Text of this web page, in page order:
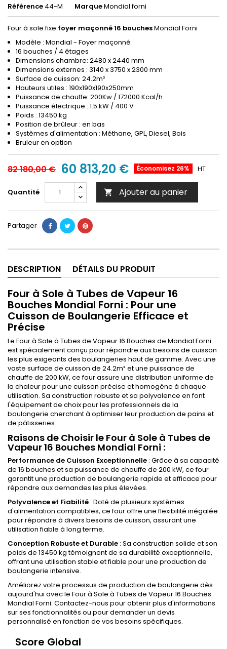
Référence 44-M MarqueMondial forni
Four à sole fixe foyer maçonné 16 bouchesMondial Forni
Modèle : Mondial - Foyer maçonné
16 bouches / 4 étages
Dimensions chambre: 2480 x 2440 mm
Dimensions externes : 3140 x 3750 x 2300 mm
Surface de cuisson: 24.2m²
Hauteurs utiles : 190x190x190x250mm
Puissance de chauffe: 200Kw / 172000 Kcal/h
Puissance électrique : 1.5 kW / 400 V
Poids : 13450 kg
Position de brûleur : en bas
Systèmes d'alimentation : Méthane, GPL, Diesel, Bois
Bruleur en option
82 180,00 € 60 813,20 € Économisez 26% HT
Quantité  Ajouter au panier
Partager
DESCRIPTION DÉTAILS DU PRODUIT
Four à Sole à Tubes de Vapeur 16
Bouches Mondial Forni : Pour une
Cuisson de Boulangerie Efficace et
Précise
Le Four à Sole à Tubes de Vapeur 16 Bouches de Mondial Forni
est spécialement conçu pour répondre aux besoins de cuisson
les plus exigeants des boulangeries haut de gamme. Avec une
vaste surface de cuisson de 24.2m² et une puissance de
chauffe de 200 kW, ce four assure une distribution uniforme de
la chaleur pour une cuisson précise et homogène à chaque
utilisation. Sa construction robuste et sa polyvalence en font
l'équipement de choix pour les professionnels de la
boulangerie cherchant à optimiser leur production de pains et
de pâtisseries.
Raisons de Choisir le Four à Sole à Tubes de
Vapeur 16 Bouches Mondial Forni :
Performance de Cuisson Exceptionnelle : Grâce à sa capacité
de 16 bouches et sa puissance de chauffe de 200 kW, ce four
garantit une production de boulangerie rapide et efficace pour
répondre aux demandes les plus élevées.
Polyvalence et Fiabilité : Doté de plusieurs systèmes
d'alimentation compatibles, ce four offre une flexibilité inégalée
pour répondre à divers besoins de cuisson, assurant une
utilisation fiable à long terme.
Conception Robuste et Durable : Sa construction solide et son
poids de 13450 kg témoignent de sa durabilité exceptionnelle,
offrant une utilisation stable et fiable pour une production de
boulangerie intensive.
Améliorez votre processus de production de boulangerie dès
aujourd'hui avec le Four à Sole à Tubes de Vapeur 16 Bouches
Mondial Forni. Contactez-nous pour obtenir plus d'informations
sur ses fonctionnalités ou pour demander un devis
personnalisé en fonction de vos besoins spécifiques.
Score Global